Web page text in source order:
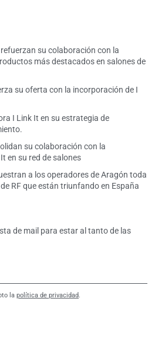
su colaboración con la
más destacados en salones de
su oferta con la incorporación de I
I Link It en su estrategia de
su colaboración con la
en su red de salones
a los operadores de Aragón toda
RF que están triunfando en España
de mail para estar al tanto de las
la política de privacidad.